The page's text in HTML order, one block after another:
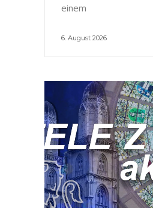
einem
6. August 2026